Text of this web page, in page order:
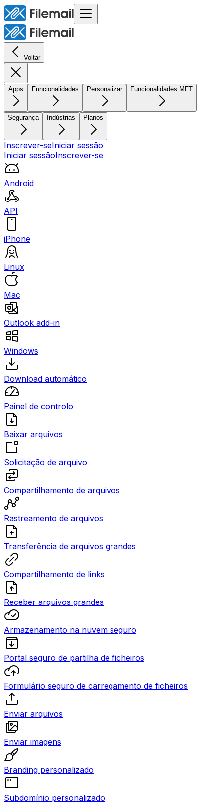
Voltar
Apps Funcionalidades Personalizar Funcionalidades MFT
Segurança Indústrias Planos
Inscrever-seIniciar sessão
Iniciar sessãoInscrever-se
Android
API
iPhone
Linux
Mac
Outlook add-in
Windows
Download automático
Painel de controlo
Baixar arquivos
Solicitação de arquivo
Compartilhamento de arquivos
Rastreamento de arquivos
Transferência de arquivos grandes
Compartilhamento de links
Receber arquivos grandes
Armazenamento na nuvem seguro
Portal seguro de partilha de ficheiros
Formulário seguro de carregamento de ficheiros
Enviar arquivos
Enviar imagens
Branding personalizado
Subdomínio personalizado